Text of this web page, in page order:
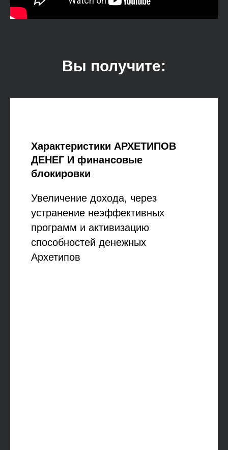
Вы получите:
Характеристики АРХЕТИПОВ
ДЕНЕГ И финансовые
блокировки
Увеличение дохода, через
устранение неэффективных
программ и активизацию
способностей денежных
Архетипов